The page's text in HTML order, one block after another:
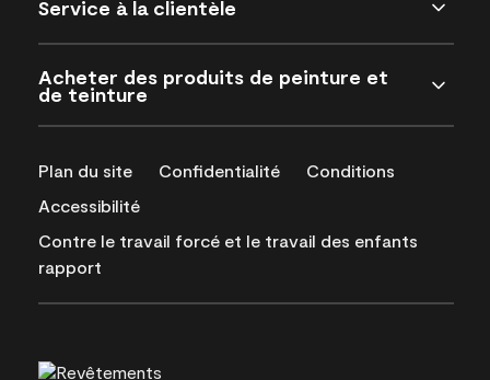
Service à la clientèle
Acheter des produits de peinture et
de teinture
Plan du site Confidentialité
Conditions
Accessibilité
Contre le travail forcé et le travail des enfants
rapport